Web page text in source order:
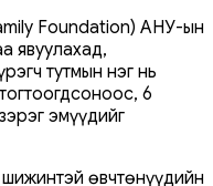
Foundation) АНУ-ын
явуулахад,
тутмын нэг нь
6
эмүүдийг
өвчтөнүүдийн